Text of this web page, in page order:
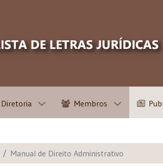
Diretoria Membros
Manual de Direito Administrativo